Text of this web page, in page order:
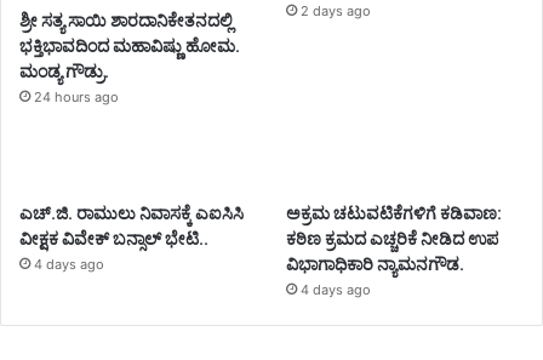
ಶ್ರೀ ಸತ್ಯ ಸಾಯಿ ಶಾರದಾನಿಕೇತನದಲ್ಲಿ
ಭಕ್ತಿಭಾವದಿಂದ ಮಹಾವಿಷ್ಣು ಹೋಮ.
ಮಂಡ್ಯ ಗೌಡ್ರು.
24 hours ago
2 days ago
ಎಚ್.ಜಿ. ರಾಮುಲು ನಿವಾಸಕ್ಕೆ ಎಐಸಿಸಿ
ವೀಕ್ಷಕ ವಿವೇಕ್ ಬನ್ಸಾಲ್ ಭೇಟಿ..
4 days ago
ಅಕ್ರಮ ಚಟುವಟಿಕೆಗಳಿಗೆ ಕಡಿವಾಣ:
ಕಠಿಣ ಕ್ರಮದ ಎಚ್ಚರಿಕೆ ನೀಡಿದ ಉಪ
ವಿಭಾಗಾಧಿಕಾರಿ ನ್ಯಾಮನಗೌಡ.
4 days ago